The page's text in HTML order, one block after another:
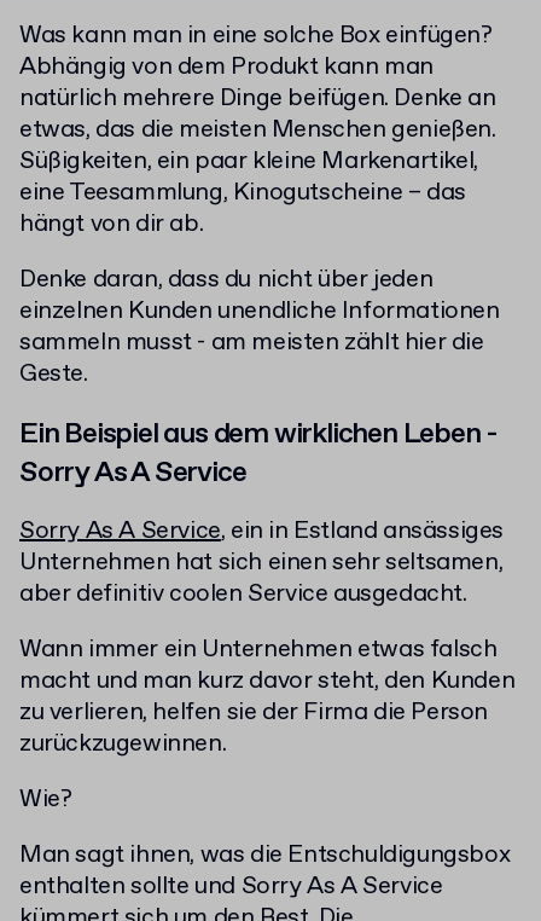
Was kann man in eine solche Box einfügen?
Abhängig von dem Produkt kann man
natürlich mehrere Dinge beifügen. Denke an
etwas, das die meisten Menschen genießen.
Süßigkeiten, ein paar kleine Markenartikel,
eine Teesammlung, Kinogutscheine – das
hängt von dir ab.
Denke daran, dass du nicht über jeden
einzelnen Kunden unendliche Informationen
sammeln musst - am meisten zählt hier die
Geste.
Ein Beispiel aus dem wirklichen Leben -
Sorry As A Service
Sorry As A Service, ein in Estland ansässiges
Unternehmen hat sich einen sehr seltsamen,
aber definitiv coolen Service ausgedacht.
Wann immer ein Unternehmen etwas falsch
macht und man kurz davor steht, den Kunden
zu verlieren, helfen sie der Firma die Person
zurückzugewinnen.
Wie?
Man sagt ihnen, was die Entschuldigungsbox
enthalten sollte und Sorry As A Service